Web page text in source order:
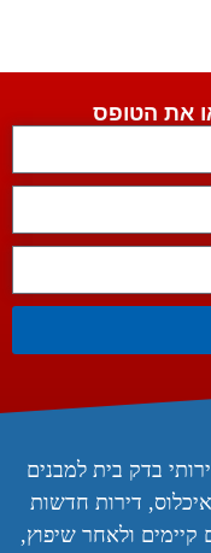
את הטופס
בדק בית למבנים
דירות חדשות
קיימים ולאחר שיפוץ,